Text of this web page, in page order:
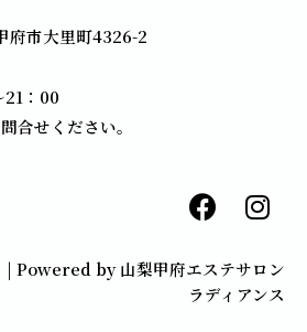
市大里町4326-2
：00
合せください。
F
a
e
b
I
n
t
a
Powered by 山梨甲府エステサロン
ラディアンス